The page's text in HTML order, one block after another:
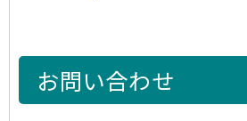
お問い合わせ